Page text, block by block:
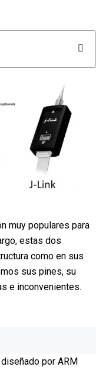
muy populares para
estas dos
como en sus
sus pines, su
e inconvenientes.
por ARM